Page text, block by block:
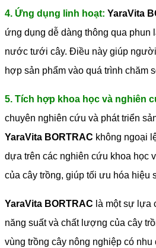
4. Ứng dụng linh hoạt: YaraVita
ứng dụng dễ dàng thông qua phun
nước tưới cây. Điều này giúp
hợp sản phẩm vào quá trình chăm
5. Tích hợp khoa học và nghiên
chuyên nghiên cứu và phát triển
YaraVita BORTRAC không ngoại
dựa trên các nghiên cứu khoa học
của cây trồng, giúp tối ưu hóa hiệu
YaraVita BORTRAC là một sự lựa
năng suất và chất lượng của cây
vùng trồng cây nông nghiệp có